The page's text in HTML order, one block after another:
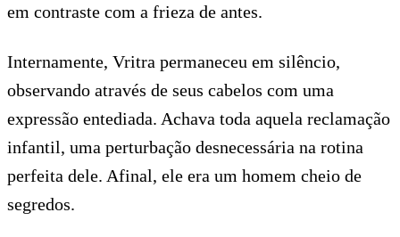
em contraste com a frieza de antes.
Internamente, Vritra permaneceu em silêncio,
observando através de seus cabelos com uma
expressão entediada. Achava toda aquela reclamação
infantil, uma perturbação desnecessária na rotina
perfeita dele. Afinal, ele era um homem cheio de
segredos.